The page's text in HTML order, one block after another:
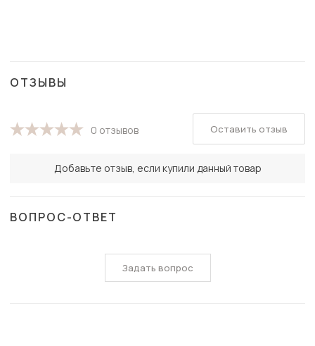
ОТЗЫВЫ
0 отзывов
Добавьте отзыв, если купили данный товар
Оставить отзыв
ВОПРОС-ОТВЕТ
Задать вопрос